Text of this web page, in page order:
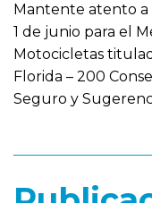
Mantente atento a
1 de junio para el
Motocicletas
Florida – 200
Seguro y